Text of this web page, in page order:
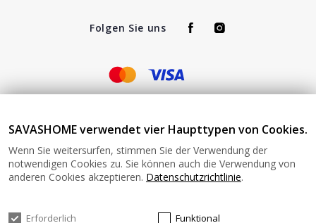
Folgen Sie uns
Impressum - Verantwortlich für den Betrieb von
www.savashome.at und von SAVAS Home angebotene Produkte
und Dienstleistungen: Žaros g. 17 LT04125 Vilnius Lithuania
Umsatzsteuer-Identifikationsnummer: LT100015220214 Bitte
senden Sie keine Waren ohne vorherige Bestätigung an diese
fuer-waren Gerne können Sie sich mit uns in Verbindung setzen:
SAVASHOME verwendet vier Haupttypen von Cookies.
Wenn Sie weitersurfen, stimmen Sie der Verwendung der
notwendigen Cookies zu. Sie können auch die Verwendung von
anderen Cookies akzeptieren. Datenschutzrichtlinie.
Erforderlich Funktional